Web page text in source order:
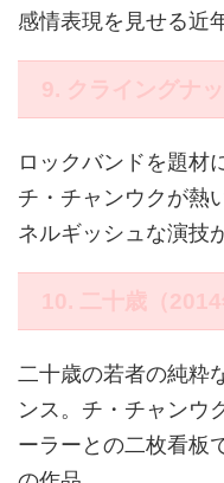
感情表現を見せる近
9. クライングナ
ロックバンドを題材
チ・チャンウクが熱
ネルギッシュな演技
10. 二十歳（2014
二十歳の若者の純粋
ンス。チ・チャンウ
ーラーとの二枚看板